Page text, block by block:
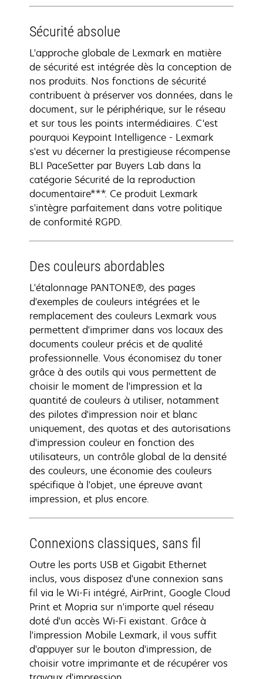
Sécurité absolue
L'approche globale de Lexmark en matière
de sécurité est intégrée dès la conception de
nos produits. Nos fonctions de sécurité
contribuent à préserver vos données, dans le
document, sur le périphérique, sur le réseau
et sur tous les points intermédiaires. C'est
pourquoi Keypoint Intelligence - Lexmark
s'est vu décerner la prestigieuse récompense
BLI PaceSetter par Buyers Lab dans la
catégorie Sécurité de la reproduction
documentaire***. Ce produit Lexmark
s'intègre parfaitement dans votre politique
de conformité RGPD.
Des couleurs abordables
L'étalonnage PANTONE®, des pages
d'exemples de couleurs intégrées et le
remplacement des couleurs Lexmark vous
permettent d'imprimer dans vos locaux des
documents couleur précis et de qualité
professionnelle. Vous économisez du toner
grâce à des outils qui vous permettent de
choisir le moment de l'impression et la
quantité de couleurs à utiliser, notamment
des pilotes d'impression noir et blanc
uniquement, des quotas et des autorisations
d'impression couleur en fonction des
utilisateurs, un contrôle global de la densité
des couleurs, une économie des couleurs
spécifique à l'objet, une épreuve avant
impression, et plus encore.
Connexions classiques, sans fil
Outre les ports USB et Gigabit Ethernet
inclus, vous disposez d'une connexion sans
fil via le Wi-Fi intégré, AirPrint, Google Cloud
Print et Mopria sur n'importe quel réseau
doté d'un accès Wi-Fi existant. Grâce à
l'impression Mobile Lexmark, il vous suffit
d'appuyer sur le bouton d'impression, de
choisir votre imprimante et de récupérer vos